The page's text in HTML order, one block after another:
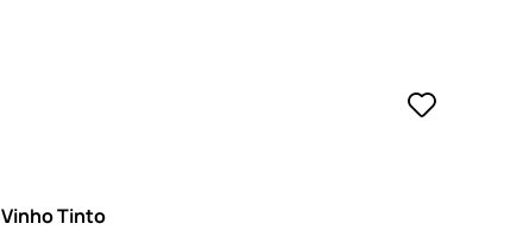
Vinho Tinto